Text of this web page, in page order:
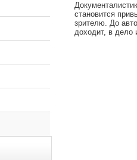
становится
зрителю. До
доходит, в дело